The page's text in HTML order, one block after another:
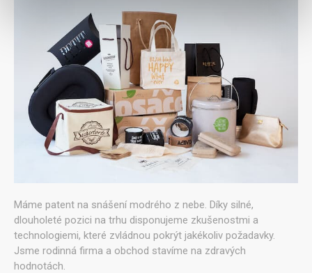
Máme patent na snášení modrého z nebe. Díky silné,
dlouholeté pozici na trhu disponujeme zkušenostmi a
technologiemi, které zvládnou pokrýt jakékoliv požadavky.
Jsme rodinná firma a obchod stavíme na zdravých
hodnotách.